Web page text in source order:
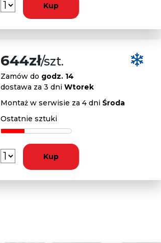
Kup
644zł/szt.
Zamów do godz. 14
dostawa za 3 dni Wtorek
Montaż w serwisie za 4 dni Środa
Ostatnie sztuki
Kup